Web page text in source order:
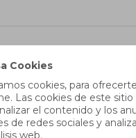
Cookies
cookies, para
Las cookies de este sitio
el contenido y los
de redes sociales y
web.